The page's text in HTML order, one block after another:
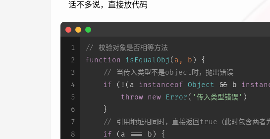
话不多说，直接放代码
1
2
3
4
5
6
7
8
// 校验对象是否相等方法
function
isEqualObj ( a, b ) {
// 当传入类型不是object时，抛出错误
if (!(a instanceof Object && b
throw new Error( '传入类型错误' )
    }
// 引用地址相同时，直接返回true（此时包含两者
if (a === b) {